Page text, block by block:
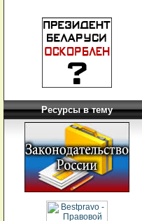
Ресурсы в тему